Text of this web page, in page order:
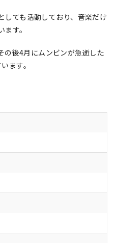
しても活動しており、音楽だけ
す。
の後4月にムンビンが急逝した
ます。